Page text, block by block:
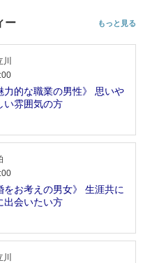
ー もっと見る
力的な職業の男性》 思いや
い雰囲気の方
をお考えの男女》 生涯共に
出会いたい方